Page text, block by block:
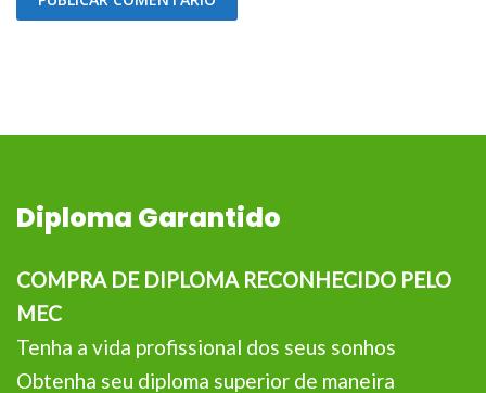
Diploma Garantido
COMPRA DE DIPLOMA RECONHECIDO PELO
MEC
Tenha a vida profissional dos seus sonhos
Obtenha seu diploma superior de maneira